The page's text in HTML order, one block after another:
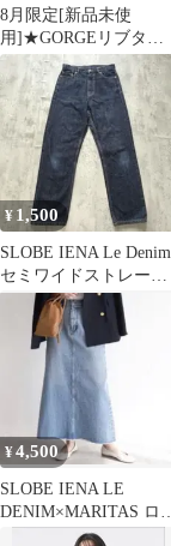
8月限定[新品未使
用]★GORGEリブタン
クトップ ラウンドネ
ック白
¥ 1,500
SLOBE IENA Le Denim
セミワイドストレート
デニム 36 濃紺
¥4,500
SLOBE IENA LE
DENIM×MARITAS ロン
グスカート 40